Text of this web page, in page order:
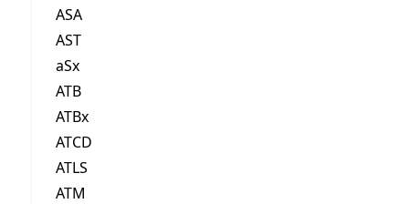
ASA
AST
aSx
ATB
ATBx
ATCD
ATLS
ATM